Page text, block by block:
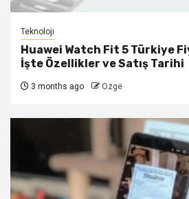
Teknoloji
Huawei Watch Fit 5 Türkiye
İşte Özellikler ve Satış Tarihi
3 months ago Ozge